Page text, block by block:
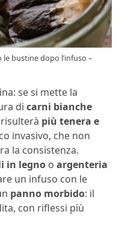
bustine dopo l’infuso –
se si mette la
di carni bianche
più tenera e
invasivo, che non
la consistenza.
in legno o argenteria
un infuso con le
panno morbido: il
con riflessi più